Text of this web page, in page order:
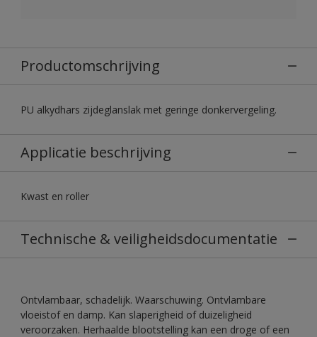
Productomschrijving
PU alkydhars zijdeglanslak met geringe donkervergeling.
Applicatie beschrijving
Kwast en roller
Technische & veiligheidsdocumentatie
Ontvlambaar, schadelijk. Waarschuwing. Ontvlambare
vloeistof en damp. Kan slaperigheid of duizeligheid
veroorzaken. Herhaalde blootstelling kan een droge of een